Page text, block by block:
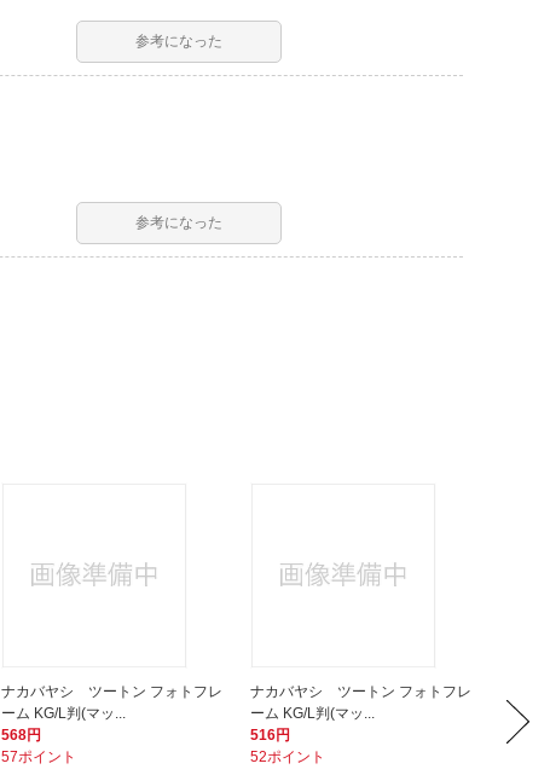
参考になった
参考になった
ナカバヤシ ツートン フォトフレ
ーム KG/L判(マッ...
568円
57ポイント
ナカバヤシ ツートン フォトフレ
ーム KG/L判(マッ...
516円
52ポイント
ーム
568円